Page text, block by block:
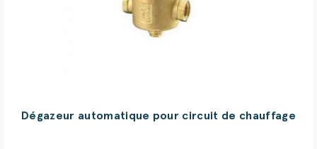
Dégazeur automatique pour circuit de chauffage